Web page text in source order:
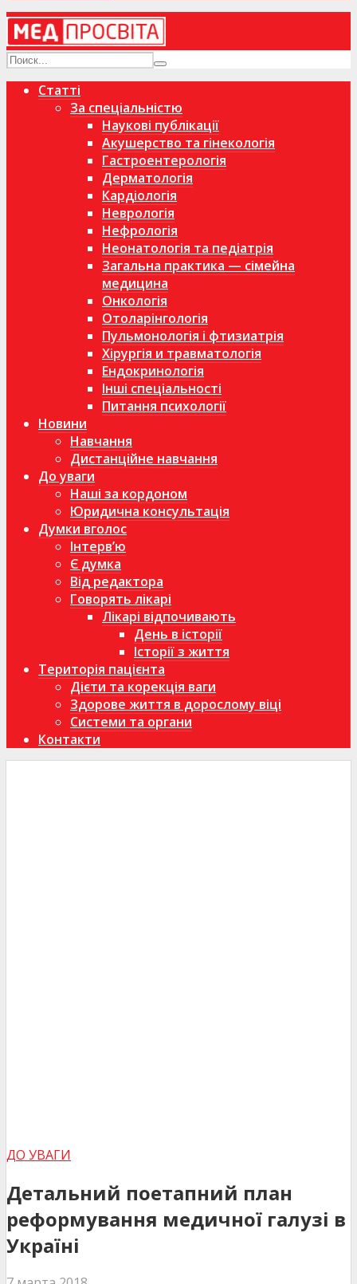
Статті
За спеціальністю
Наукові публікації
Акушерство та гінекологія
Гастроентерологія
Дерматологія
Кардіологія
Неврологія
Нефрологія
Неонатологія та педіатрія
Загальна практика — сімейна
медицина
Онкологія
Отоларінгологія
Пульмонологія і фтизиатрія
Хірургія и травматологія
Ендокринологія
Інші спеціальності
Питання психології
Новини
Навчання
Дистанційне навчання
До уваги
Наші за кордоном
Юридична консультація
Думки вголос
Інтерв’ю
Є думка
Від редактора
Говорять лікарі
Лікарі відпочивають
День в історії
Історії з життя
Територія пацієнта
Дієти та корекція ваги
Здорове життя в дорослому віці
Системи та органи
Контакти
ДО УВАГИ
Детальний поетапний план
реформування медичної галузі в
Україні